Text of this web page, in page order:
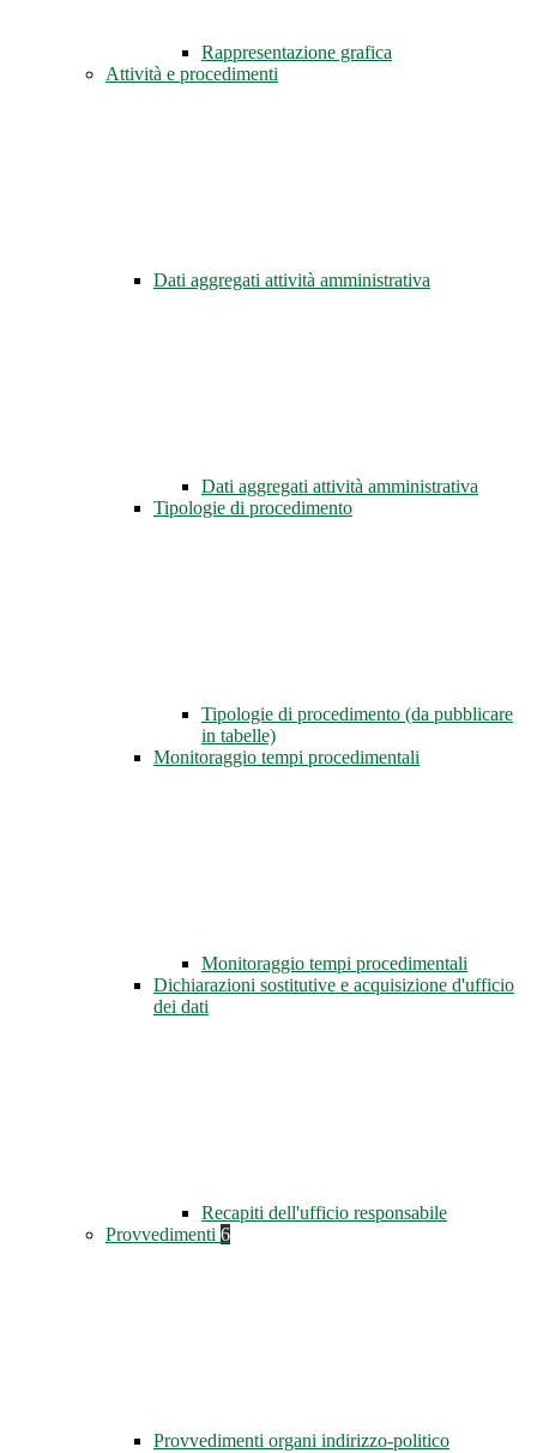
Rappresentazione grafica
Attività e procedimenti
Dati aggregati attività amministrativa
Dati aggregati attività amministrativa
Tipologie di procedimento
Tipologie di procedimento (da pubblicare
in tabelle)
Monitoraggio tempi procedimentali
Monitoraggio tempi procedimentali
Dichiarazioni sostitutive e acquisizione d'ufficio
dei dati
Recapiti dell'ufficio responsabile
Provvedimenti 6
Provvedimenti organi indirizzo-politico